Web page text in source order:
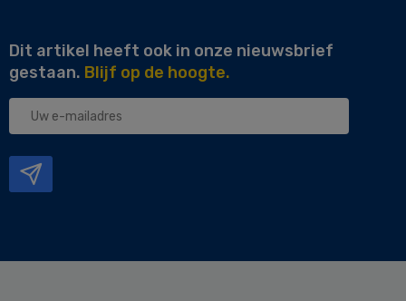
Dit artikel heeft ook in onze nieuwsbrief
gestaan. Blijf op de hoogte.
Uw